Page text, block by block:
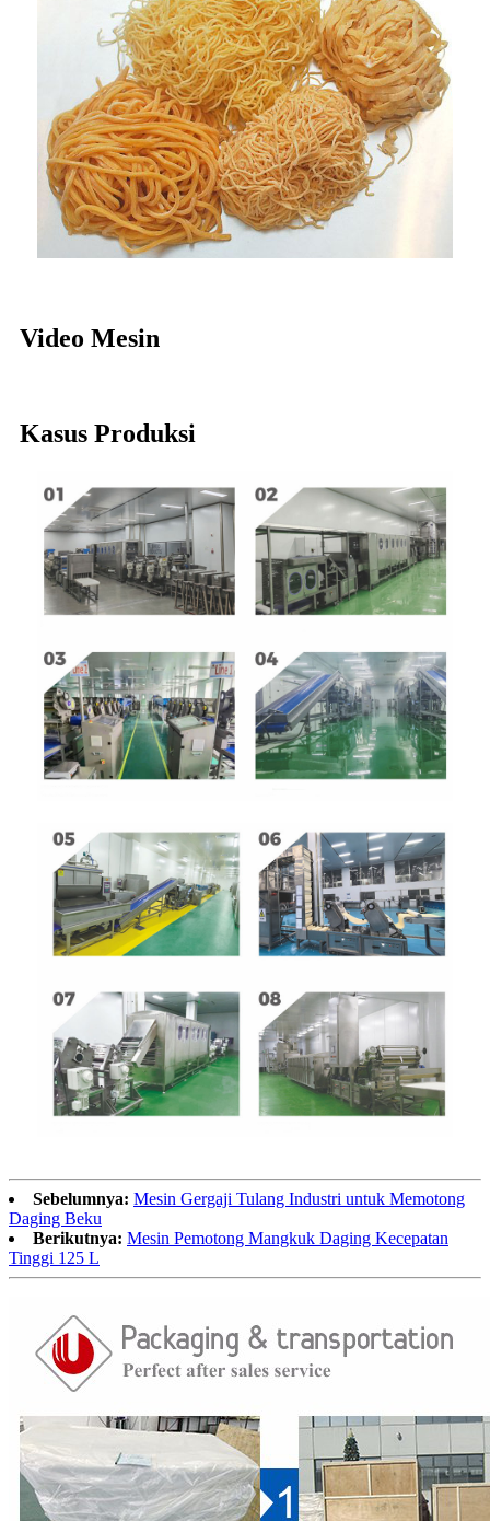
Video Mesin
Kasus Produksi
Sebelumnya: Mesin Gergaji Tulang Industri untuk Memotong
Daging Beku
Berikutnya: Mesin Pemotong Mangkuk Daging Kecepatan
Tinggi 125 L